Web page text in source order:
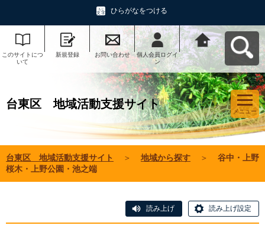
ひらがなをつける
このサイトにつ
いて
新規登録 お問い合わせ
個人会員ログイ
ン
台東区 地域活
動支援サイトへ
戻る
台東区 地域活動支援サイト
メニュー
台東区 地域活動支援サイト ＞ 地域から探す ＞
谷中・上野
桜木・上野公園・池之端
読み上げ 読み上げ設定